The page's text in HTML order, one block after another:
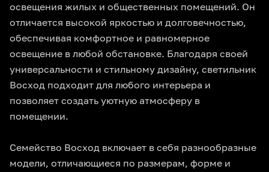
освещения жилых и общественных помещений. Он
отличается высокой яркостью и долговечностью,
обеспечивая комфортное и равномерное
освещение в любой обстановке. Благодаря своей
универсальности и стильному дизайну, светильник
Восход подходит для любого интерьера и
позволяет создать уютную атмосферу в
помещении.
Семейство Восход включает в себя разнообразные
модели, отличающиеся по размерам, форме и